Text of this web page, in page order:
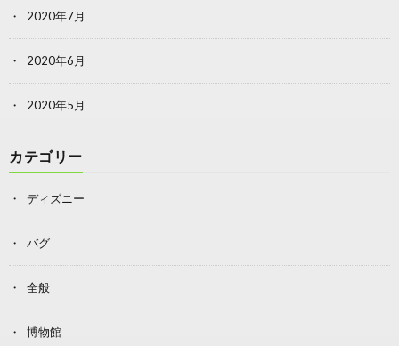
2020年7月
2020年6月
2020年5月
カテゴリー
ディズニー
バグ
全般
博物館